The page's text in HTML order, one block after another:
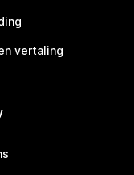
vertaling